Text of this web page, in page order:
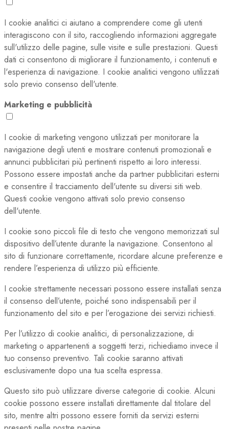
I cookie analitici ci aiutano a comprendere come gli utenti
interagiscono con il sito, raccogliendo informazioni aggregate
sull'utilizzo delle pagine, sulle visite e sulle prestazioni. Questi
dati ci consentono di migliorare il funzionamento, i contenuti e
l'esperienza di navigazione. I cookie analitici vengono utilizzati
solo previo consenso dell'utente.
Marketing e pubblicità
I cookie di marketing vengono utilizzati per monitorare la
navigazione degli utenti e mostrare contenuti promozionali e
annunci pubblicitari più pertinenti rispetto ai loro interessi.
Possono essere impostati anche da partner pubblicitari esterni
e consentire il tracciamento dell'utente su diversi siti web.
Questi cookie vengono attivati solo previo consenso
dell'utente.
I cookie sono piccoli file di testo che vengono memorizzati sul
dispositivo dell’utente durante la navigazione. Consentono al
sito di funzionare correttamente, ricordare alcune preferenze e
rendere l’esperienza di utilizzo più efficiente.
I cookie strettamente necessari possono essere installati senza
il consenso dell’utente, poiché sono indispensabili per il
funzionamento del sito e per l’erogazione dei servizi richiesti.
Per l’utilizzo di cookie analitici, di personalizzazione, di
marketing o appartenenti a soggetti terzi, richiediamo invece il
tuo consenso preventivo. Tali cookie saranno attivati
esclusivamente dopo una tua scelta espressa.
Questo sito può utilizzare diverse categorie di cookie. Alcuni
cookie possono essere installati direttamente dal titolare del
sito, mentre altri possono essere forniti da servizi esterni